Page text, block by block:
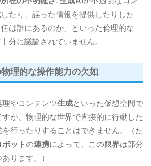
したり、誤った情報を提供したりした
は誰にあるのか、といった倫理的な
分に議論されていません。
理的な操作能力の欠如
理やコンテンツ生成といった仮想空間で
が、物理的な世界で直接的に行動した
を行ったりすることはできません。（た
ボットの連携によって、この限界は部分
ります。）